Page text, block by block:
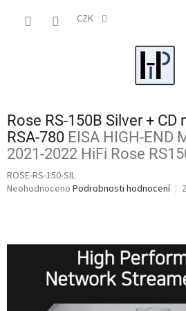
CZK
Rose RS-150B Silver +
RSA-780 EISA HIGH-END
2021-2022 HiFi Rose
ROSE-RS-150-SIL
Průměrné
hvězdiček.
Neohodnoceno Podrobnosti hodnocení